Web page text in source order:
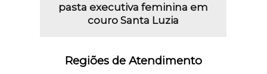
pasta executiva feminina em
couro Santa Luzia
Regiões de Atendimento